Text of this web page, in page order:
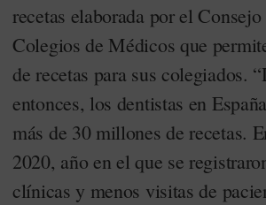
recetas elaborada por el
Colegios de Médicos que
de recetas para sus colegiados.
entonces, los dentistas en
más de 30 millones de recetas.
2020, año en el que se
clínicas y menos visitas de